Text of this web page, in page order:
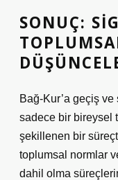
SONUÇ:
Bağ-Kur’a geçiş
sadece bir bireysel
şekillenen bir
toplumsal normlar
dahil olma